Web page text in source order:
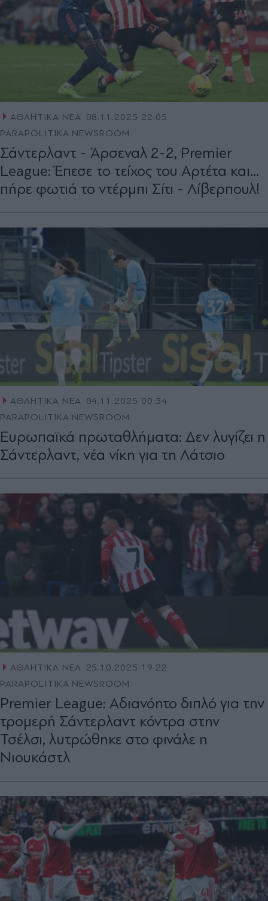
ΑΘΛΗΤΙΚΑ ΝΕΑ
08.11.2025 22:05
PARAPOLITIKA NEWSROOM
Σάντερλαντ - Άρσεναλ 2-2, Premier
League: Έπεσε το τείχος του Αρτέτα και...
πήρε φωτιά το ντέρμπι Σίτι - Λίβερπουλ!
ΑΘΛΗΤΙΚΑ ΝΕΑ 04.11.2025 00:34
PARAPOLITIKA NEWSROOM
Ευρωπαϊκά πρωταθλήματα: Δεν λυγίζει η
Σάντερλαντ, νέα νίκη για τη Λάτσιο
ΑΘΛΗΤΙΚΑ ΝΕΑ 25.10.2025 19:22
PARAPOLITIKA NEWSROOM
Premier League: Αδιανόητο διπλό για την
τρομερή Σάντερλαντ κόντρα στην
Τσέλσι, λυτρώθηκε στο φινάλε η
Νιουκάστλ